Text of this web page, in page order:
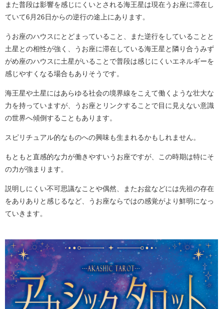
また普段は影響を感じにくいとされる海王星は現在うお座に滞在し
ていて6月26日からの逆行の途上にあります。
うお座のハウスにとどまっていること、また逆行をしていることと
土星との相性が強く、うお座に滞在している海王星と隣り合うみず
がめ座のハウスに土星がいることで普段は感じにくいエネルギーを
感じやすくなる場合もありそうです。
海王星や土星にはあらゆる社会の境界線をこえて働くような壮大な
力を持っていますが、うお座とリンクすることで目に見えない意識
の世界へ傾倒することもあります。
スピリチュアル的なものへの興味も生まれるかもしれません。
もともと直感的な力が働きやすいうお座ですが、この時期は特にそ
の力が強まります。
説明しにくい不可思議なことや偶然、またお盆などには先祖の存在
をありありと感じるなど、うお座ならではの感覚がより鮮明になっ
ていきます。